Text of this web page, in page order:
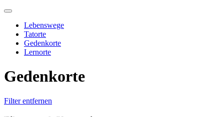
Skip
contentLebenswege
Tatorte
Gedenkorte
Lernorte
Gedenkorte
Filter entfernen